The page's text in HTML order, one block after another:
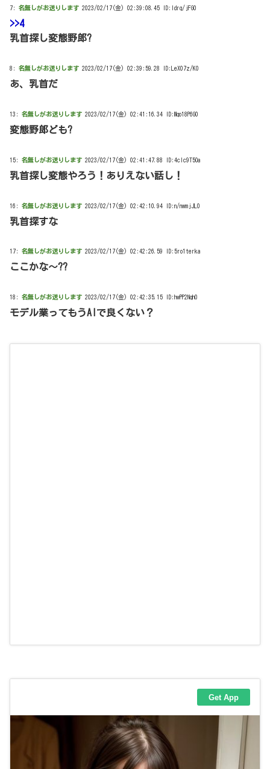
7: 名無しがお送りします 2023/02/17(金) 02:39:08.45 ID:ldrq/jFG0
>>4
乳首探し変態野郎?
8: 名無しがお送りします 2023/02/17(金) 02:39:59.28 ID:LeX07z/K0
あ、乳首だ
13: 名無しがお送りします 2023/02/17(金) 02:41:16.34 ID:Mqo18P6G0
変態野郎ども?
15: 名無しがお送りします 2023/02/17(金) 02:41:47.88 ID:4clc9T5Oa
乳首探し変態やろう！ありえない話し！
16: 名無しがお送りします 2023/02/17(金) 02:42:10.94 ID:n/nwmjJL0
乳首探すな
17: 名無しがお送りします 2023/02/17(金) 02:42:26.59 ID:5ro1terka
ここかな～??
18: 名無しがお送りします 2023/02/17(金) 02:42:35.15 ID:hwPP2Nqh0
モデル業ってもうAIで良くない？